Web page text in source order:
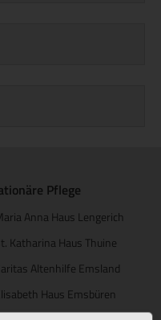
Pflege
Anna Haus Lengerich
Katharina Haus Thuine
Altenhilfe Emsland
Haus Emsbüren